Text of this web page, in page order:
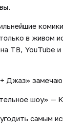
в живом
на ТВ,
Джаз»
шоу» —
самым